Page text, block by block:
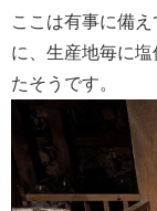
ここは有事に備
に、生産地毎に
たそうです。